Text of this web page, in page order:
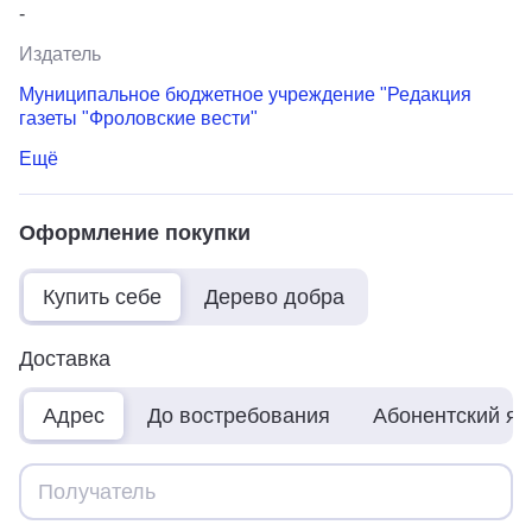
-
Издатель
Муниципальное бюджетное учреждение "Редакция
газеты "Фроловские вести"
Ещё
Оформление покупки
Купить себе Дерево добра
Доставка
Адрес До востребования Абонентский